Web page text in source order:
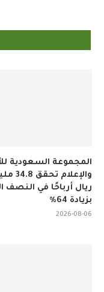
المجموعة السعودية
والإعلام
ريال أرباحًا في النصف
بزيادة 64%
2026-08-06